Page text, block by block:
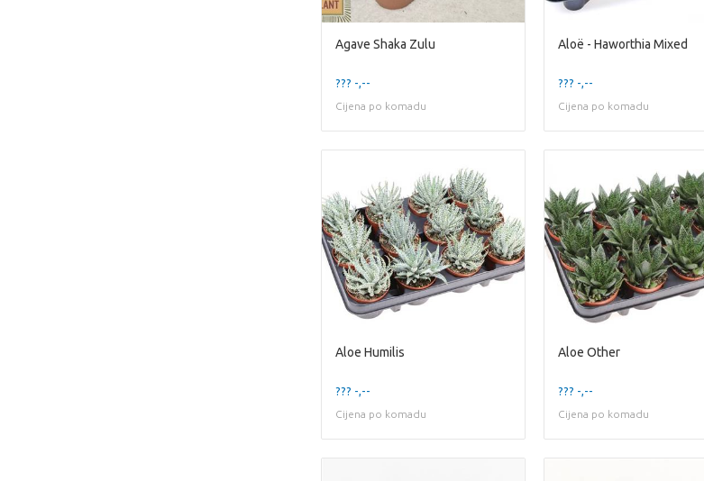
Agave Shaka Zulu
??? -,--
Cijena po komadu
Aloë - Haworthia Mixed
??? -,--
Cijena po komadu
Aloe Humilis
??? -,--
Cijena po komadu
Aloe Other
??? -,--
Cijena po komadu